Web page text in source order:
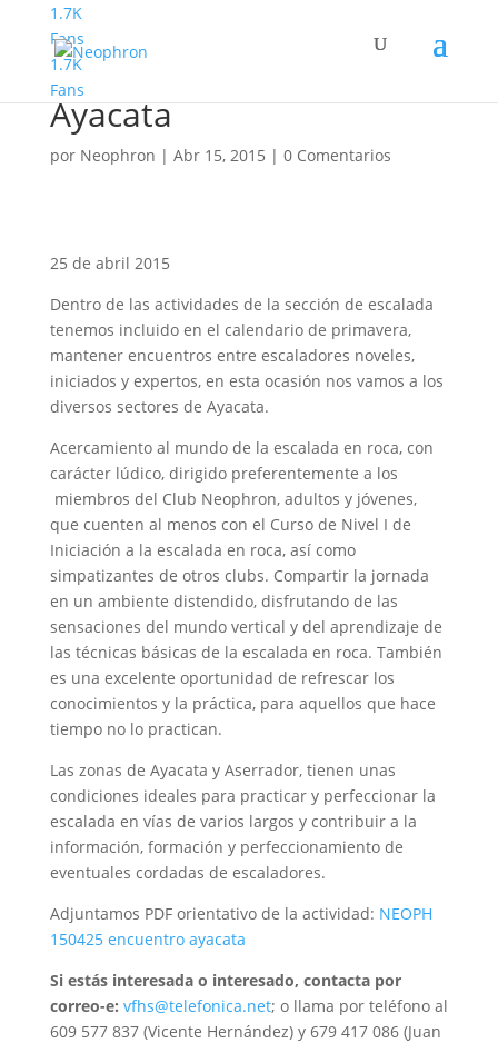
1.7K
Fans
1.7K
Fans
Día de escalada en
Ayacata
por Neophron | Abr 15, 2015 | 0 Comentarios
25 de abril 2015
Dentro de las actividades de la sección de escalada
tenemos incluido en el calendario de primavera,
mantener encuentros entre escaladores noveles,
iniciados y expertos, en esta ocasión nos vamos a los
diversos sectores de Ayacata.
Acercamiento al mundo de la escalada en roca, con
carácter lúdico, dirigido preferentemente a los
miembros del Club Neophron, adultos y jóvenes,
que cuenten al menos con el Curso de Nivel I de
Iniciación a la escalada en roca, así como
simpatizantes de otros clubs. Compartir la jornada
en un ambiente distendido, disfrutando de las
sensaciones del mundo vertical y del aprendizaje de
las técnicas básicas de la escalada en roca. También
es una excelente oportunidad de refrescar los
conocimientos y la práctica, para aquellos que hace
tiempo no lo practican.
Las zonas de Ayacata y Aserrador, tienen unas
condiciones ideales para practicar y perfeccionar la
escalada en vías de varios largos y contribuir a la
información, formación y perfeccionamiento de
eventuales cordadas de escaladores.
Adjuntamos PDF orientativo de la actividad: NEOPH
150425 encuentro ayacata
Si estás interesada o interesado, contacta por
correo-e: vfhs@telefonica.net; o llama por teléfono al
609 577 837 (Vicente Hernández) y 679 417 086 (Juan